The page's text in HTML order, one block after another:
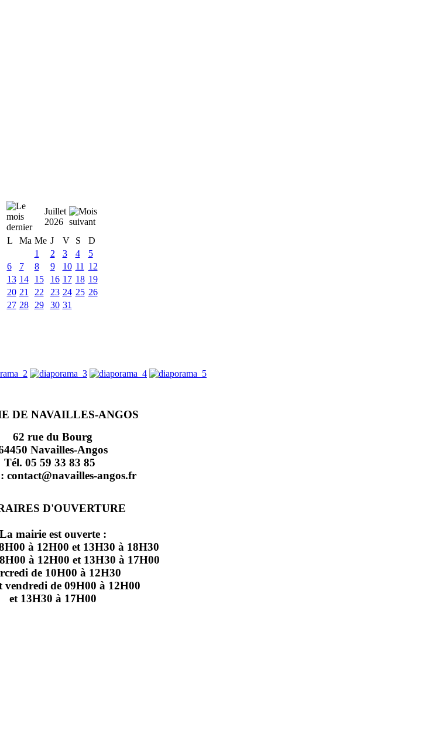
Juillet
2026
L
Ma Me J V S
D
1
2 3 4
5
6
7 8 9 10 11
12
13 14 15 16 17 18 19
20 21 22 23 24 25 26
27 28 29 30 31
DE NAVAILLES-ANGOS
62 rue du Bourg
Navailles-Angos
Tél. 05 59 33 83 85
contact@navailles-angos.fr
D'OUVERTURE
La mairie est ouverte :
à 12H00 et 13H30 à 18H30
à 12H00 et 13H30 à 17H00
de 10H00 à 12H30
vendredi de 09H00 à 12H00
et 13H30 à 17H00